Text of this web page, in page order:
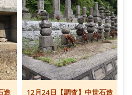
造
12月24日【調査】中世石造